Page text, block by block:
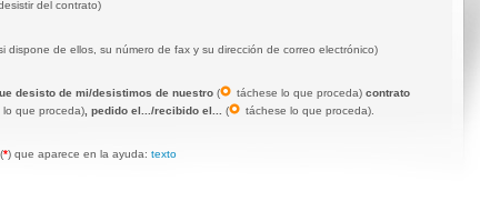
del contrato)
de ellos, su número de fax y su dirección de correo electrónico)
desisto de mi/desistimos de nuestro ( táchese lo que proceda) contrato
lo que proceda) , pedido el.../recibido el... ( táchese lo que proceda).
*) que aparece en la ayuda: texto